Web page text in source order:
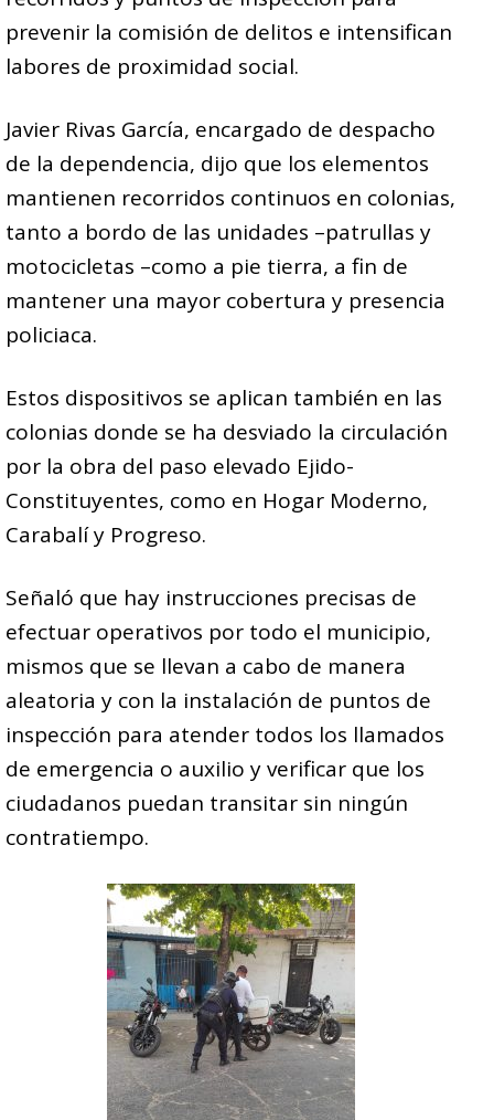
prevenir la comisión de delitos e intensifican
labores de proximidad social.
Javier Rivas García, encargado de despacho
de la dependencia, dijo que los elementos
mantienen recorridos continuos en colonias,
tanto a bordo de las unidades –patrullas y
motocicletas –como a pie tierra, a fin de
mantener una mayor cobertura y presencia
policiaca.
Estos dispositivos se aplican también en las
colonias donde se ha desviado la circulación
por la obra del paso elevado Ejido-
Constituyentes, como en Hogar Moderno,
Carabalí y Progreso.
Señaló que hay instrucciones precisas de
efectuar operativos por todo el municipio,
mismos que se llevan a cabo de manera
aleatoria y con la instalación de puntos de
inspección para atender todos los llamados
de emergencia o auxilio y verificar que los
ciudadanos puedan transitar sin ningún
contratiempo.